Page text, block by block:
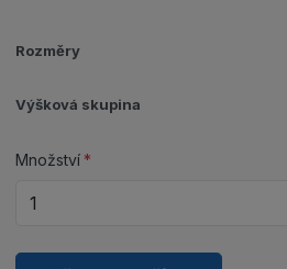
Rozměry
Výšková skupina
Množství